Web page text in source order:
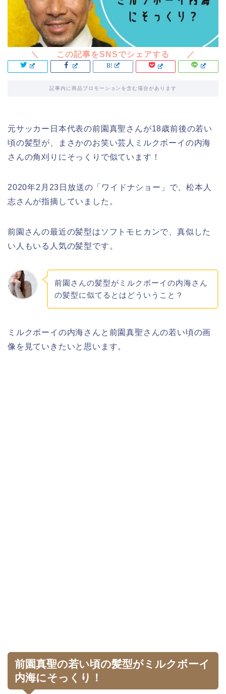
記事内に商品プロモーションを含む場合があります
元サッカー日本代表の前園真聖さんが18歳前後の若い
頃の髪型が、まさかのお笑い芸人ミルクボーイの内海
さんの角刈りにそっくりで似ています！
2020年2月23日放送の「ワイドナショー」で、松本人
志さんが指摘していました。
前園さんの最近の髪型はソフトモヒカンで、真似した
い人もいる人気の髪型です。
前園さんの髪型がミルクボーイの内海さん
の髪型に似てるとはどういうこと？
ミルクボーイの内海さんと前園真聖さんの若い頃の画
像を見ていきたいと思います。
前園真聖の若い頃の髪型がミルクボーイ
内海にそっくり！